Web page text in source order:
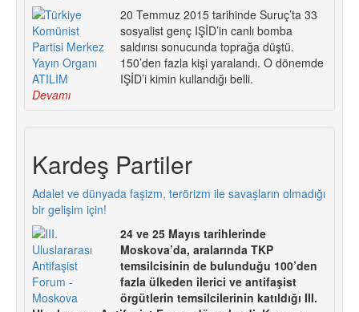
20 Temmuz 2015 tarihinde Suruç’ta 33
sosyalist genç IŞİD’in canlı bomba
saldırısı sonucunda toprağa düştü.
150’den fazla kişi yaralandı. O dönemde
IŞİD’i kimin kullandığı belli.
Devamı
Kardeş Partiler
Adalet ve dünyada faşizm, terörizm ile savaşların olmadığı
bir gelişim için!
24 ve 25 Mayıs tarihlerinde
Moskova’da, aralarında TKP
temsilcisinin de bulunduğu 100’den
fazla ülkeden ilerici ve antifaşist
örgütlerin temsilcilerinin katıldığı III.